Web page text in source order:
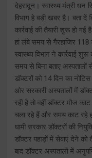
देहरादून। स्वास्थ्य मंत्री धन
विभाग हे बड़ी खबर है। बता
कार्रवाई की तैयारी शुरू हो गई
हां लंबे समय से गैरहाजिर 118
स्वास्थ्य विभाग ने कार्रवाई
समय से बिना बताए
डॉक्टरों को 14 दिन का
ओर सरकारी अस्पतालों में
रही है तो वहीं डॉक्टर मौज
चला रहे हैं‌ और समय काट रहे
धामी सरकार डॉक्टरों की
डॉक्टर पहाड़ों में सेवाएं देने
बाद डॉक्टर अस्पतालों में